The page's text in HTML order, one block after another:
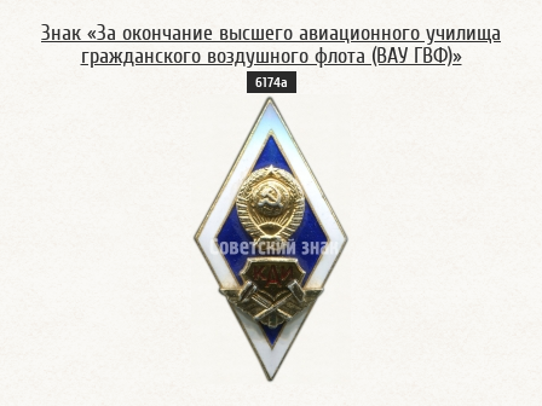
Знак «За окончание высшего авиационного училища
гражданского воздушного флота (BAУ ГВФ)»
6174а